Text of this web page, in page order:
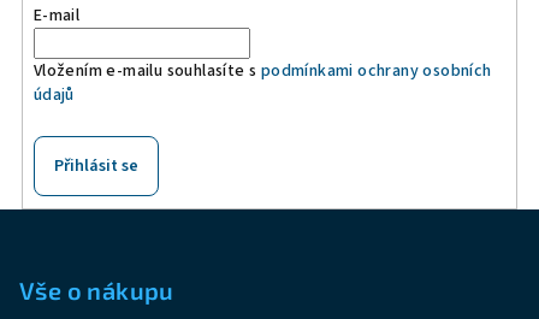
p
v
E-mail
Vložením e-mailu souhlasíte s podmínkami ochrany osobních
údajů
Přihlásit se
Vše o nákupu